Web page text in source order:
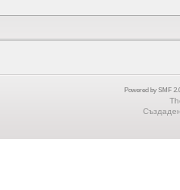
Powered by SMF